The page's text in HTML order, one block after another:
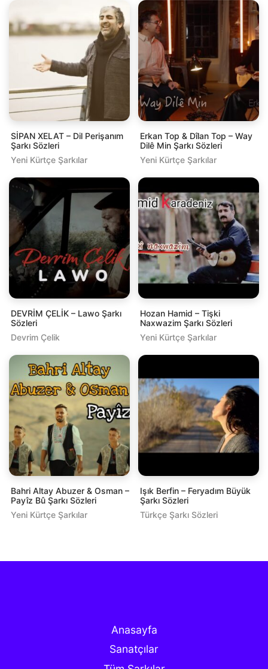
SİPAN XELAT – Dil Perişanım
Şarkı Sözleri
Yeni Kürtçe Şarkılar
Erkan Top & Dîlan Top – Way
Dilê Min Şarkı Sözleri
Yeni Kürtçe Şarkılar
DEVRİM ÇELİK – Lawo Şarkı
Sözleri
Devrim Çelik
Hozan Hamid – Tişki
Naxwazim Şarkı Sözleri
Yeni Kürtçe Şarkılar
Bahri Altay Abuzer & Osman –
Payîz Bû Şarkı Sözleri
Yeni Kürtçe Şarkılar
Işık Berfin – Feryadım Büyük
Şarkı Sözleri
Türkçe Şarkı Sözleri
Anasayfa
Sanatçılar